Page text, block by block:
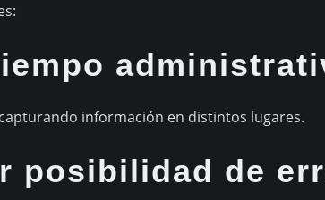
información en distintos lugares.
posibilidad de